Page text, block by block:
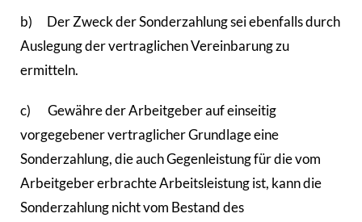
b) Der Zweck der Sonderzahlung sei ebenfalls durch
Auslegung der vertraglichen Vereinbarung zu
ermitteln.
c) Gewähre der Arbeitgeber auf einseitig
vorgegebener vertraglicher Grundlage eine
Sonderzahlung, die auch Gegenleistung für die vom
Arbeitgeber erbrachte Arbeitsleistung ist, kann die
Sonderzahlung nicht vom Bestand des